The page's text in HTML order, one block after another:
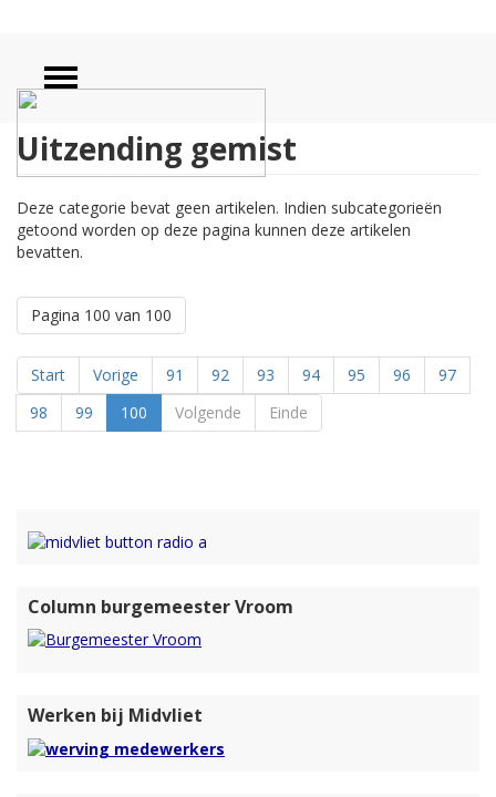
Uitzending gemist
Deze categorie bevat geen artikelen. Indien subcategorieën
getoond worden op deze pagina kunnen deze artikelen
bevatten.
Pagina 100 van 100
Start Vorige 91 92 93 94 95 96
97
98
99 100 Volgende Einde
Column burgemeester Vroom
Werken bij Midvliet